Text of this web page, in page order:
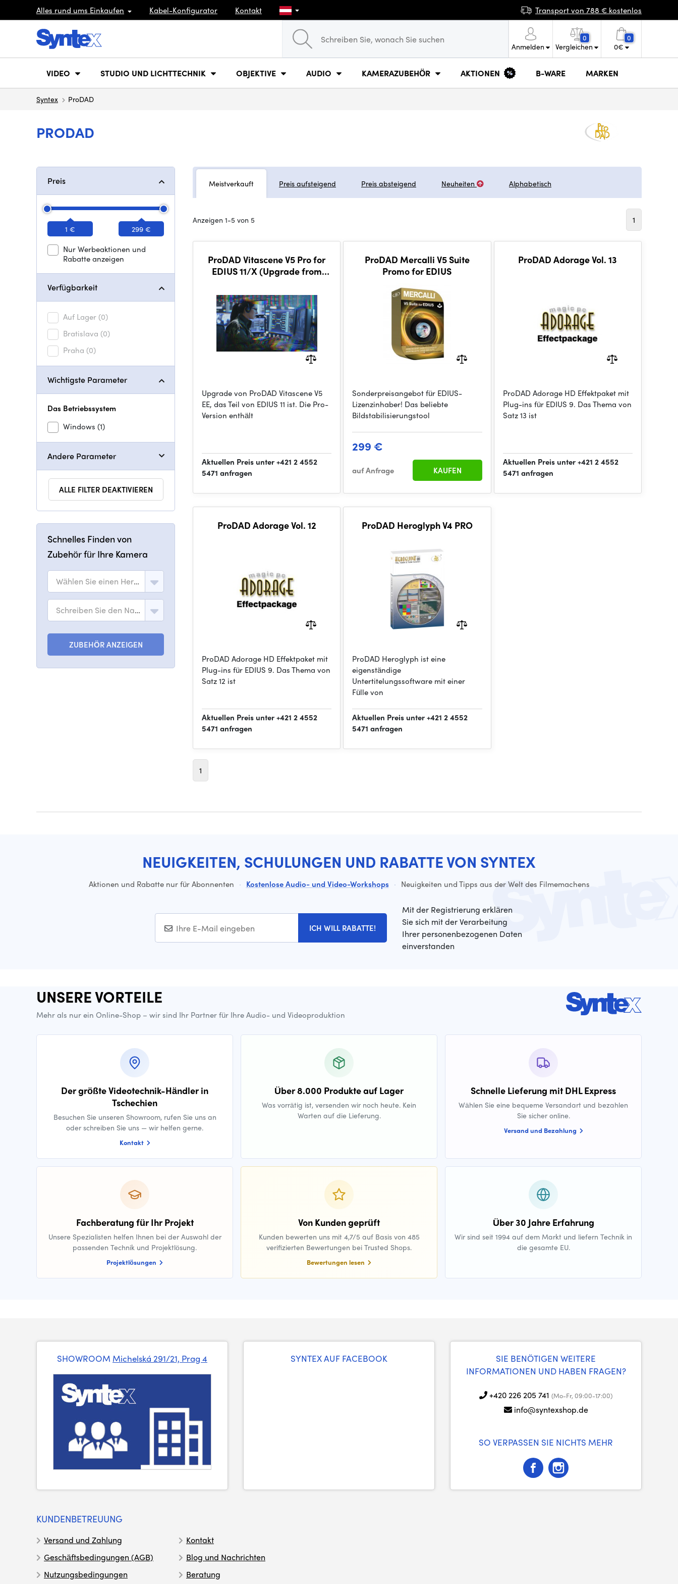
Alles rund ums Einkaufen Kabel-Konfigurator Kontakt Transport von 788 € kostenlos
Anmelden
0
Vergleichen
0
0€
VIDEO STUDIO UND LICHTTECHNIK OBJEKTIVE AUDIO KAMERAZUBEHÖR AKTIONEN B-WARE MARKEN
Syntex ProDAD
PRODAD
Preis
1 € 299 €
Nur Werbeaktionen und
Rabatte anzeigen
Verfügbarkeit
Auf Lager (0)
Bratislava (0)
Praha (0)
Wichtigste Parameter
Das Betriebssystem
Windows (1)
Andere Parameter
ALLE FILTER DEAKTIVIEREN
Schnelles Finden von
Zubehör für Ihre Kamera
Wählen Sie einen Hersteller
Schreiben Sie den Namen des Modells
ZUBEHÖR ANZEIGEN
Meistverkauft Preis aufsteigend Preis absteigend Neuheiten Alphabetisch
Anzeigen 1-5 von 5 1
ProDAD Vitascene V5 Pro for
EDIUS 11/X (Upgrade from
Upgrade von ProDAD Vitascene V5
EE, das Teil von EDIUS 11 ist. Die Pro-
Version enthält
Aktuellen Preis unter +421 2 4552
5471 anfragen
ProDAD Mercalli V5 Suite
Promo for EDIUS
Sonderpreisangebot für EDIUS-
Lizenzinhaber! Das beliebte
Bildstabilisierungstool
299 €
auf Anfrage KAUFEN
ProDAD Adorage Vol. 13
ProDAD Adorage HD Effektpaket mit
Plug-ins für EDIUS 9. Das Thema von
Satz 13 ist
Aktuellen Preis unter +421 2 4552
5471 anfragen
ProDAD Adorage Vol. 12
ProDAD Adorage HD Effektpaket mit
Plug-ins für EDIUS 9. Das Thema von
Satz 12 ist
Aktuellen Preis unter +421 2 4552
5471 anfragen
ProDAD Heroglyph V4 PRO
ProDAD Heroglyph ist eine
eigenständige
Untertitelungssoftware mit einer
Fülle von
Aktuellen Preis unter +421 2 4552
5471 anfragen
1
NEUIGKEITEN, SCHULUNGEN UND RABATTE VON SYNTEX
Aktionen und Rabatte nur für Abonnenten · Kostenlose Audio- und Video-Workshops · Neuigkeiten und Tipps aus der Welt des Filmemachens
ICH WILL RABATTE!
Mit der Registrierung erklären
Sie sich mit der Verarbeitung
Ihrer personenbezogenen Daten
einverstanden
UNSERE VORTEILE
Mehr als nur ein Online-Shop – wir sind Ihr Partner für Ihre Audio- und Videoproduktion
Der größte Videotechnik-Händler in
Tschechien
Besuchen Sie unseren Showroom, rufen Sie uns an
oder schreiben Sie uns — wir helfen gerne.
Kontakt
Über 8.000 Produkte auf Lager
Was vorrätig ist, versenden wir noch heute. Kein
Warten auf die Lieferung.
Schnelle Lieferung mit DHL Express
Wählen Sie eine bequeme Versandart und bezahlen
Sie sicher online.
Versand und Bezahlung
Fachberatung für Ihr Projekt
Unsere Spezialisten helfen Ihnen bei der Auswahl der
passenden Technik und Projektlösung.
Projektlösungen
Von Kunden geprüft
Kunden bewerten uns mit 4,7/5 auf Basis von 485
verifizierten Bewertungen bei Trusted Shops.
Bewertungen lesen
Über 30 Jahre Erfahrung
Wir sind seit 1994 auf dem Markt und liefern Technik in
die gesamte EU.
SHOWROOM Michelská 291/21, Prag 4 SYNTEX AUF FACEBOOK
SIE BENÖTIGEN WEITERE
INFORMATIONEN UND HABEN FRAGEN?
+420 226 205 741 (Mo-Fr, 09:00-17:00)
info@syntexshop.de
SO VERPASSEN SIE NICHTS MEHR
KUNDENBETREUUNG
Versand und Zahlung
Geschäftsbedingungen (AGB)
Nutzungsbedingungen
Kontakt
Blog und Nachrichten
Beratung